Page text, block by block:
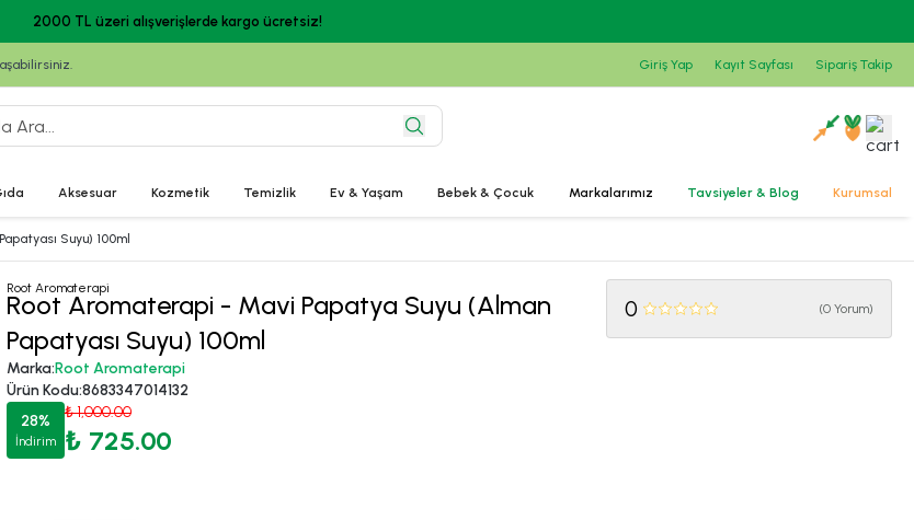
2000 TL üzeri alışverişlerde kargo ücretsiz!
Giriş Yap Kayıt Sayfası Sipariş Takip
Aksesuar Kozmetik Temizlik Ev & Yaşam Bebek & Çocuk Markalarımız Tavsiyeler & Blog Kurumsal
Suyu) 100ml
Root Aromaterapi
Root Aromaterapi - Mavi Papatya Suyu (Alman
Papatyası Suyu) 100ml
Marka:Root Aromaterapi
Ürün Kodu:8683347014132
28%
İndirim
₺ 1,000.00
₺ 725.00
0 (0 Yorum)